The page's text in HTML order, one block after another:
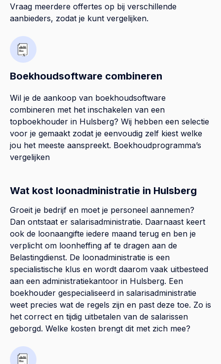
Vraag meerdere offertes op bij verschillende
aanbieders, zodat je kunt vergelijken.
Boekhoudsoftware combineren
Wil je de aankoop van boekhoudsoftware
combineren met het inschakelen van een
topboekhouder in Hulsberg? Wij hebben een selectie
voor je gemaakt zodat je eenvoudig zelf kiest welke
jou het meeste aanspreekt. Boekhoudprogramma’s
vergelijken
Wat kost loonadministratie in Hulsberg
Groeit je bedrijf en moet je personeel aannemen?
Dan ontstaat er salarisadministratie. Daarnaast keert
ook de loonaangifte iedere maand terug en ben je
verplicht om loonheffing af te dragen aan de
Belastingdienst. De loonadministratie is een
specialistische klus en wordt daarom vaak uitbesteed
aan een administratiekantoor in Hulsberg. Een
boekhouder gespecialiseerd in salarisadministratie
weet precies wat de regels zijn en past deze toe. Zo is
het correct en tijdig uitbetalen van de salarissen
geborgd. Welke kosten brengt dit met zich mee?